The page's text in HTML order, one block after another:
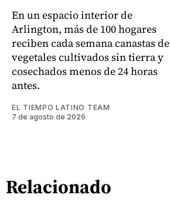
En un espacio interior de
Arlington, más de 100 hogares
reciben cada semana canastas de
vegetales cultivados sin tierra y
cosechados menos de 24 horas
antes.
EL TIEMPO LATINO TEAM
7 de agosto de 2026
Relacionado